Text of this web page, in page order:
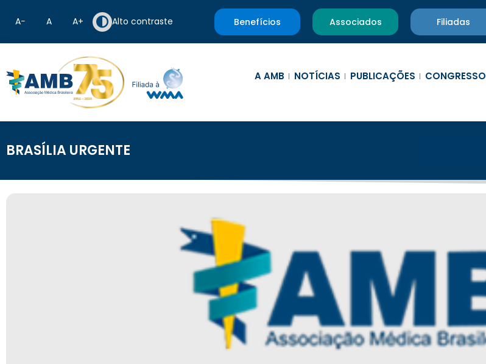
A− A A+ Alto contraste Benefícios Associados Filiadas
A AMB NOTÍCIAS PUBLICAÇÕES CONGRESSO
BRASÍLIA URGENTE